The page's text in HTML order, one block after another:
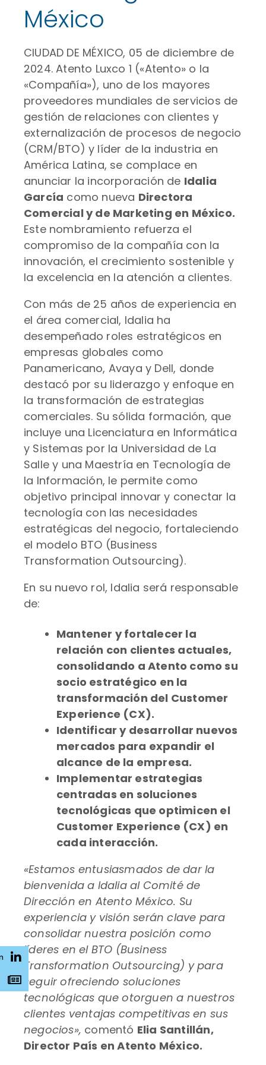
México
CIUDAD DE MÉXICO, 05 de diciembre de
2024. Atento Luxco 1 («Atento» o la
«Compañía»), uno de los mayores
proveedores mundiales de servicios de
gestión de relaciones con clientes y
externalización de procesos de negocio
(CRM/BTO) y líder de la industria en
América Latina, se complace en
anunciar la incorporación de Idalia
García como nueva Directora
Comercial y de Marketing en México.
Este nombramiento refuerza el
compromiso de la compañía con la
innovación, el crecimiento sostenible y
la excelencia en la atención a clientes.
Con más de 25 años de experiencia en
el área comercial, Idalia ha
desempeñado roles estratégicos en
empresas globales como
Panamericano, Avaya y Dell, donde
destacó por su liderazgo y enfoque en
la transformación de estrategias
comerciales. Su sólida formación, que
incluye una Licenciatura en Informática
y Sistemas por la Universidad de La
Salle y una Maestría en Tecnología de
la Información, le permite como
objetivo principal innovar y conectar la
tecnología con las necesidades
estratégicas del negocio, fortaleciendo
el modelo BTO (Business
Transformation Outsourcing).
En su nuevo rol, Idalia será responsable
de:
Mantener y fortalecer la
relación con clientes actuales,
consolidando a Atento como su
socio estratégico en la
transformación del Customer
Experience (CX).
Identificar y desarrollar nuevos
mercados para expandir el
alcance de la empresa.
Implementar estrategias
centradas en soluciones
tecnológicas que optimicen el
Customer Experience (CX) en
cada interacción.
«Estamos entusiasmados de dar la
bienvenida a Idalia al Comité de
Dirección en Atento México. Su
experiencia y visión serán clave para
consolidar nuestra posición como
líderes en el BTO (Business
Transformation Outsourcing) y para
seguir ofreciendo soluciones
tecnológicas que otorguen a nuestros
clientes ventajas competitivas en sus
negocios», comentó Elia Santillán,
Director País en Atento México.